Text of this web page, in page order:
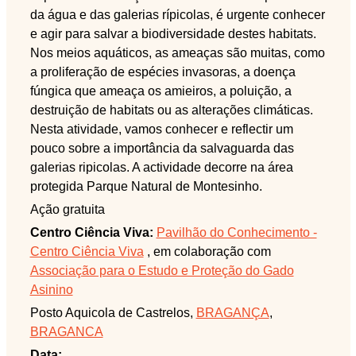
da água e das galerias rípicolas, é urgente conhecer
e agir para salvar a biodiversidade destes habitats.
Nos meios aquáticos, as ameaças são muitas, como
a proliferação de espécies invasoras, a doença
fúngica que ameaça os amieiros, a poluição, a
destruição de habitats ou as alterações climáticas.
Nesta atividade, vamos conhecer e reflectir um
pouco sobre a importância da salvaguarda das
galerias ripicolas. A actividade decorre na área
protegida Parque Natural de Montesinho.
Ação gratuita
Centro Ciência Viva: Pavilhão do Conhecimento -
Centro Ciência Viva , em colaboração com
Associação para o Estudo e Proteção do Gado
Asinino
Posto Aquicola de Castrelos, BRAGANÇA,
BRAGANCA